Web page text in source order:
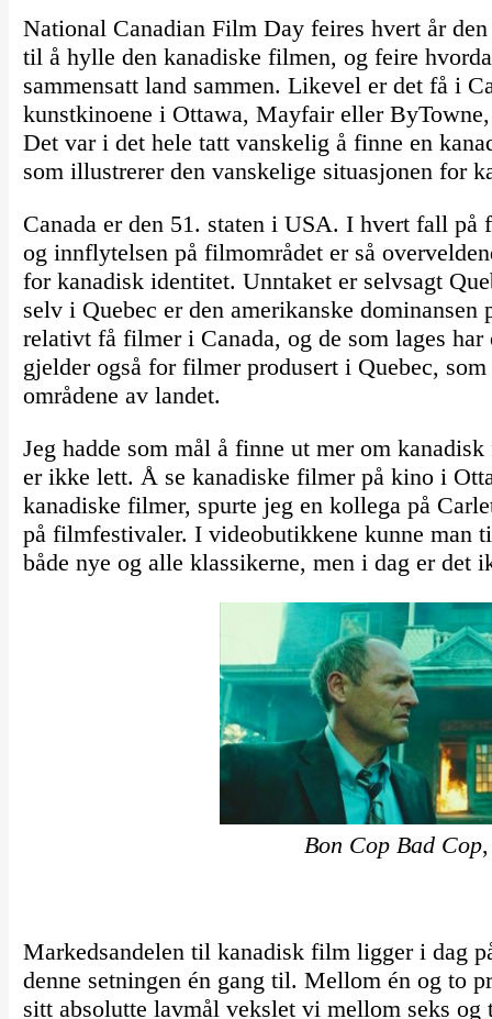
National Canadian Film Day feires hvert år
til å hylle den kanadiske filmen, og feire
sammensatt land sammen. Likevel er det få i
kunstkinoene i Ottawa, Mayfair eller
Det var i det hele tatt vanskelig å finne en
som illustrerer den vanskelige situasjonen for
Canada er den 51. staten i USA. I hvert fall
og innflytelsen på filmområdet er så
for kanadisk identitet. Unntaket er selvsagt
selv i Quebec er den amerikanske
relativt få filmer i Canada, og de som lages
gjelder også for filmer produsert i Quebec,
områdene av landet.
Jeg hadde som mål å finne ut mer om
er ikke lett. Å se kanadiske filmer på kino i
kanadiske filmer, spurte jeg en kollega på
på filmfestivaler. I videobutikkene kunne man
både nye og alle klassikerne, men i dag er det
Bon Cop Bad Cop
Markedsandelen til kanadisk film ligger i dag
denne setningen én gang til. Mellom én og to
sitt absolutte lavmål vekslet vi mellom seks